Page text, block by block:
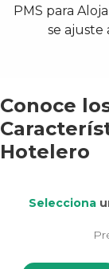
PMS para
se ajuste
Conoce
Hotelero
Selecciona